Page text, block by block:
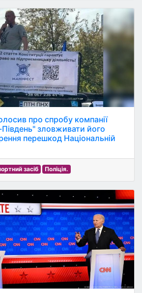
про спробу компанії
зловживати його
перешкод Національній
засіб Поліція.